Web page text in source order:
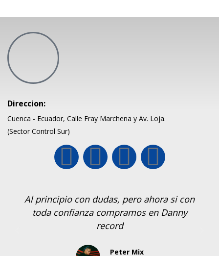
Direccion:
Cuenca - Ecuador, Calle Fray Marchena y Av. Loja.
(Sector Control Sur)
Al principio con dudas, pero ahora si con
toda confianza compramos en Danny
record
Peter Mix